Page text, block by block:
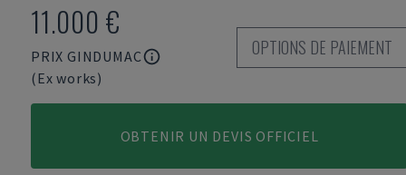
11.000 €
PRIX GINDUMAC
(Ex works)
OPTIONS DE PAIEMENT
OBTENIR UN DEVIS OFFICIEL